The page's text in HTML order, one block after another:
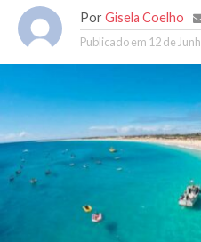
Por Gisela Coelho
Publicado em 12 de